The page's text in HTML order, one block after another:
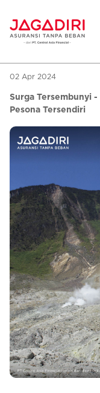
Beranda
Asuransi Pribadi
Jiwa
Lifestyle
Asuransi Ramean
Jaga Konser
Jaga Gamers
Asuransi
Asuransi
Promo
Hitung Premi
Layanan
Selfcare
02 Apr 2024
Surga Tersembunyi
Pesona Tersendiri